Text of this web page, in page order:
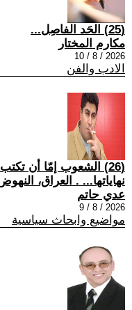
(25) الحَد الفاصِل...
مكارم المختار
2026 / 8 / 10
الادب والفن
(26) الشعوب إمّا أن
نهاياتها... . العراق،
عدي حاتم
2026 / 8 / 9
مواضيع وابحاث سياسية